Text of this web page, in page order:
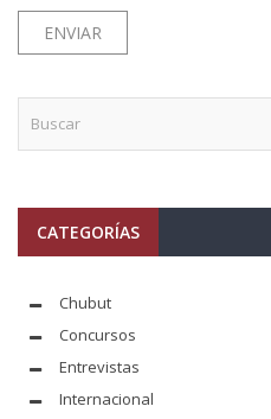
CATEGORÍAS
Chubut
Concursos
Entrevistas
Internacional